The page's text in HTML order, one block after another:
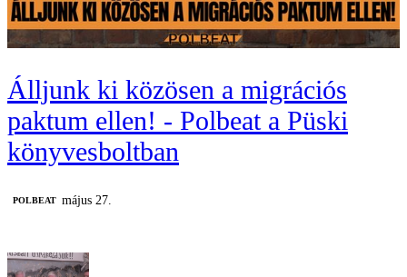
Álljunk ki közösen a migrációs
paktum ellen! - Polbeat a Püski
könyvesboltban
‎POLBEAT május 27.